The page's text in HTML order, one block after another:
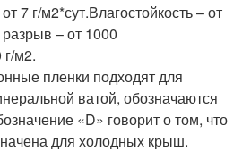
7 г/м2*сут.Влагостойкость – от
– от 1000
м2.
пленки подходят для
ватой, обозначаются
«D» говорит о том, что
для холодных крыш.